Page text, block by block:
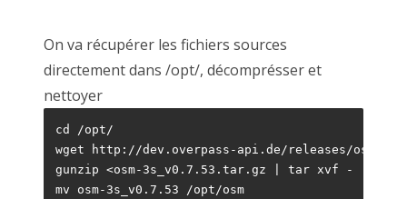
On va récupérer les fichiers sources
directement dans /opt/, décomprésser et
nettoyer
cd /opt/
wget http://dev.overpass-api.de/releases/osm-
gunzip <osm-3s_v0.7.53.tar.gz | tar xvf -
mv osm-3s_v0.7.53 /opt/osm